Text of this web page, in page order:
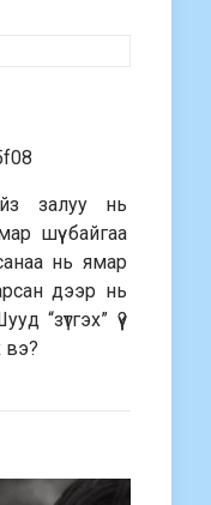
залуу нь
шүү байгаа
нь ямар
дээр нь
“зүтгэх” үү?
вэ?